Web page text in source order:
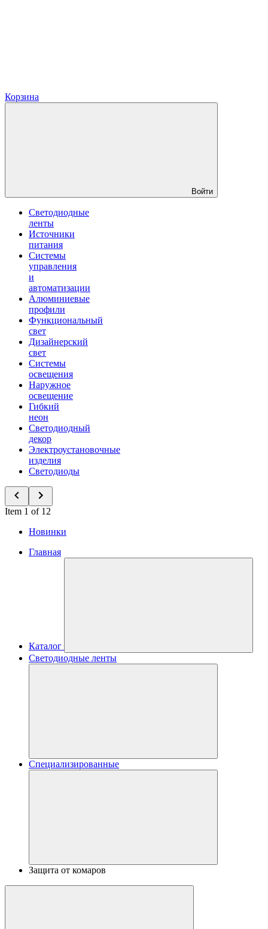
Корзина
Войти
Светодиодные
ленты
Источники
питания
Системы
управления
и
автоматизации
Алюминиевые
профили
Функциональный
свет
Дизайнерский
свет
Системы
освещения
Наружное
освещение
Гибкий
неон
Светодиодный
декор
Электроустановочные
изделия
Светодиоды
Item 1 of 12
Новинки
Главная
Каталог
Светодиодные ленты
Специализированные
Защита от комаров